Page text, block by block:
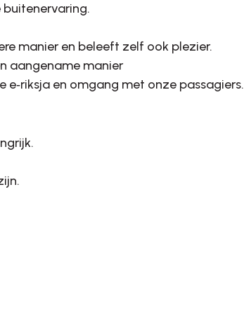
manier en beleeft zelf ook plezier.
aangename manier
e‑riksja en omgang met onze passagiers.